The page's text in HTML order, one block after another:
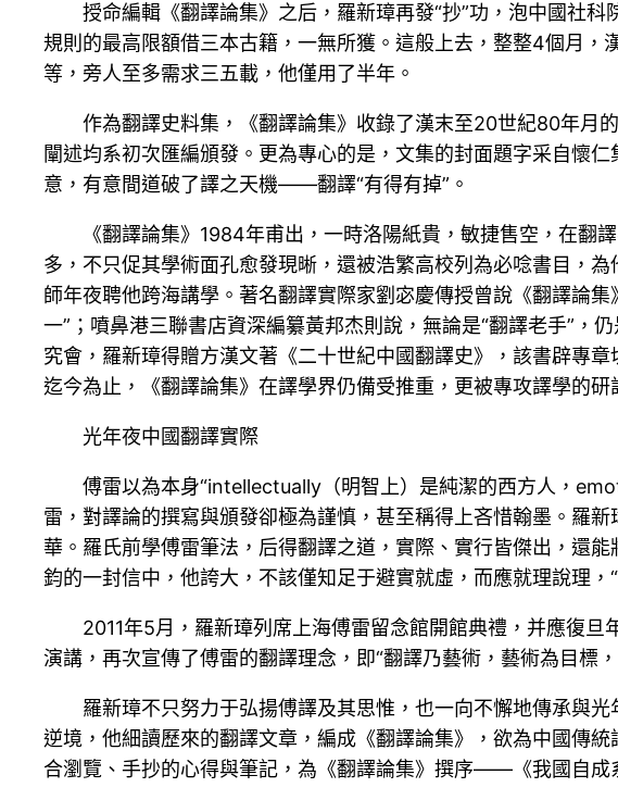
授命編輯《翻譯論集》之后，羅新璋再發“抄”功，泡中國社
規則的最高限額借三本古籍，一無所獲。這般上去，整整4個月
等，旁人至多需求三五載，他僅用了半年。
作為翻譯史料集，《翻譯論集》收錄了漢末至20世紀80年月
闡述均系初次匯編頒發。更為專心的是，文集的封面題字采自懷
意，有意間道破了譯之天機——翻譯“有得有掉”。
《翻譯論集》1984年甫出，一時洛陽紙貴，敏捷售空，在翻
多，不只促其學術面孔愈發現晰，還被浩繁高校列為必唸書目，
師年夜聘他跨海講學。著名翻譯實際家劉宓慶傳授曾說《翻譯論集
一”；噴鼻港三聯書店資深編纂黃邦杰則說，無論是“翻譯老手”，
究會，羅新璋得贈方漢文著《二十世紀中國翻譯史》，該書辟專
迄今為止，《翻譯論集》在譯學界仍備受推重，更被專攻譯學的研
光年夜中國翻譯實際
傅雷以為本身“intellectually（明智上）是純潔的西方人，
雷，對譯論的撰寫與頒發卻極為謹慎，甚至稱得上吝惜翰墨。羅
華。羅氏前學傅雷筆法，后得翻譯之道，實際、實行皆傑出，還
鈞的一封信中，他誇大，不該僅知足于避實就虛，而應就理說理，
2011年5月，羅新璋列席上海傅雷留念館開館典禮，并應復
演講，再次宣傳了傅雷的翻譯理念，即“翻譯乃藝術，藝術為目標，
羅新璋不只努力于弘揚傅譯及其思惟，也一向不懈地傳承與
逆境，他細讀歷來的翻譯文章，編成《翻譯論集》，欲為中國傳
合瀏覽、手抄的心得與筆記，為《翻譯論集》撰序——《我國自成